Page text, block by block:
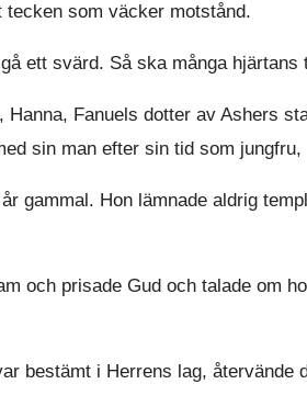
som väcker motstånd.
ett svärd. Så ska många hjärtans
Fanuels dotter av Ashers
sin man efter sin tid som jungfru,
gammal. Hon lämnade aldrig
och prisade Gud och talade om
bestämt i Herrens lag, återvände